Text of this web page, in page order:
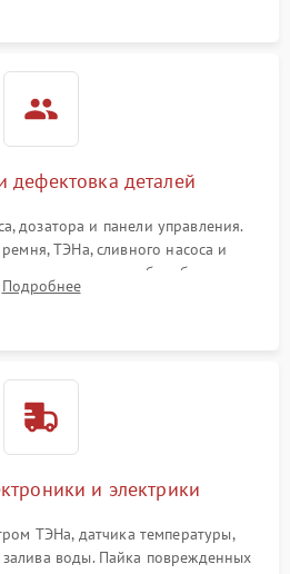
дефектовка деталей
дозатора и панели управления.
ТЭНа, сливного насоса и
подшипников барабана и
а манжеты люка на разрывы.
Подробнее
и электрики
ТЭНа, датчика температуры,
залива воды. Пайка поврежденных